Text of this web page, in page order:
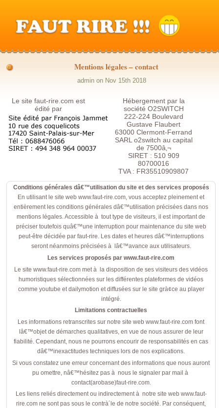
Mentions légales – contact
admin on Nov 15th 2018
Le site faut-rire.com est
édité par
Hébergement par la
société O2SWITCH
222-224 Boulevard
Gustave Flaubert
63000 Clermont-Ferrand
SARL o2switch au capital
de 7500â‚¬
SIRET : 510 909
80700016
TVA : FR35510909807
Conditions générales dâ€™utilisation du site et des services proposés
En utilisant le site web www.faut-rire.com, vous acceptez pleinement et
entièrement les conditions générales dâ€™utilisation précisées dans nos
mentions légales. Accessible à tout type de visiteurs, il est important de
préciser toutefois quâ€™une interruption pour maintenance du site web
peut-être décidée par faut-rire. Les dates et heures dâ€™interruptions
seront néanmoins précisées à lâ€™avance aux utilisateurs.
Les services proposés par www.faut-rire.com
Le site www.faut-rire.com met à la disposition de ses visiteurs des vidéos
humoristiques sélectionnées sur les différentes plateformes de vidéos
comme youtube et dailymotion et diffusées sur le site grà¢ce au player
intégré.
Limitations contractuelles
Les informations retranscrites sur notre site web www.faut-rire.com font
lâ€™objet de démarches qualitatives, en vue de nous assurer de leur
fiabilité. Cependant, nous ne pourrons encourir de responsabilités en cas
dâ€™inexactitudes techniques lors de nos explications.
Si vous constatez une erreur concernant des informations que nous auront
pu omettre, nâ€™hésitez pas à nous le signaler par mail à
contact(arobase)faut-rire.com.
Les liens reliés directement ou indirectement à notre site web www.faut-
rire.com ne sont pas sous le contrà´le de notre société. Par conséquent,